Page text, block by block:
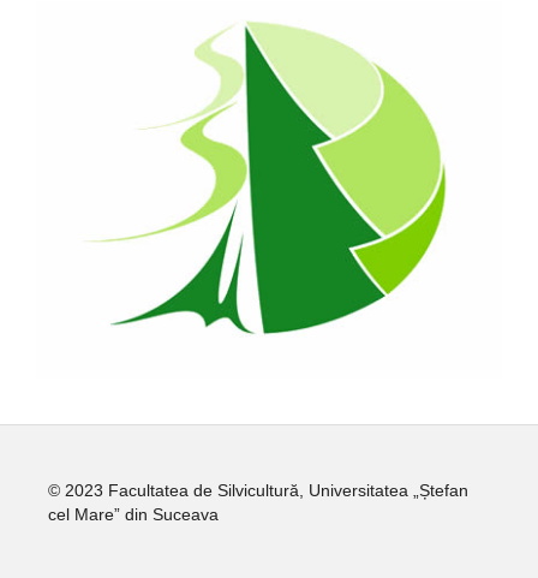
© 2023 Facultatea de Silvicultură, Universitatea „Ștefan
cel Mare” din Suceava